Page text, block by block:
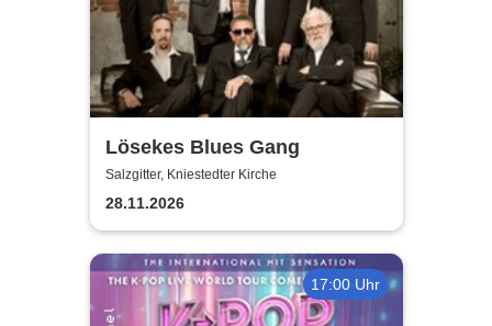
Lösekes Blues Gang
Salzgitter, Kniestedter Kirche
28.11.2026
17:00 Uhr